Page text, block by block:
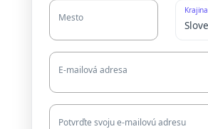
Mesto
Krajina
E-mailová adresa
Potvrďte svoju e-mailovú adresu